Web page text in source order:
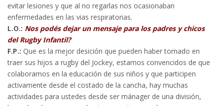
evitar lesiones y que al no regarlas nos ocasionaban
enfermedades en las vias respiratorias.
L.O.: Nos podés dejar un mensaje para los padres y chicos
del Rugby Infantil?
F.P.: Que es la mejor desición que pueden haber tomado en
traer sus hijos a rugby del Jockey, estamos convencidos de que
colaboramos en la educación de sus niños y que participen
activamente desde el costado de la cancha, hay muchas
actividades para ustedes desde ser mánager de una división,